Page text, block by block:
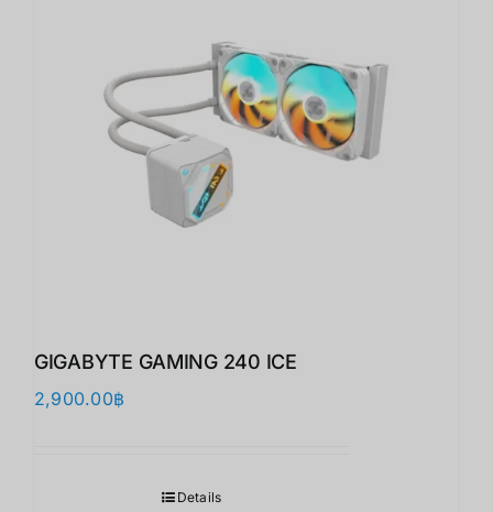
GIGABYTE GAMING 240 ICE
2,900.00฿
Details